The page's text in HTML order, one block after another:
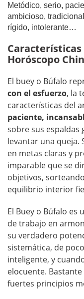
Metódico, serio,
ambicioso,
rígido, intolerante…
Características
Horóscopo
El buey o Búfalo
con el esfuerzo, la
características del
paciente,
sobre sus espaldas
levantar una queja.
en metas claras y
imparable que se
objetivos,
equilibrio interior
El Buey o Búfalo es
de trabajo en
su verdadero
sistemática, de
inteligente, y
elocuente.
fuertes principios